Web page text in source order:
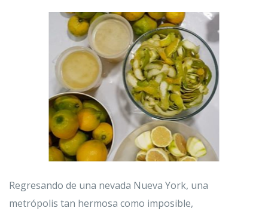
Regresando de una nevada Nueva York, una
metrópolis tan hermosa como imposible,